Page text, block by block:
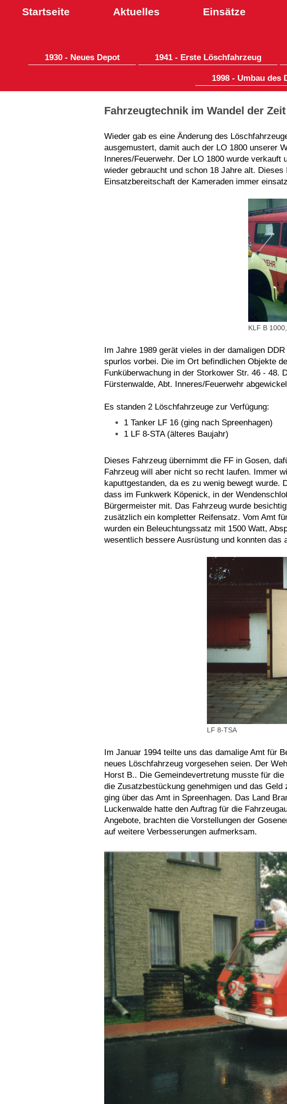
Startseite Aktuelles Einsätze
1930 - Neues Depot 1941 - Erste Löschfahrzeug
1998 - Umbau des
Fahrzeugtechnik im Wandel der Zeit
Wieder gab es eine Änderung des
ausgemustert, damit auch der LO 1800 unserer
Inneres/Feuerwehr. Der LO 1800 wurde verkauft
wieder gebraucht und schon 18 Jahre alt.
Einsatzbereitschaft der Kameraden immer
KLF B
Im Jahre 1989 gerät vieles in der damaligen
spurlos vorbei. Die im Ort befindlichen Objekte
Funküberwachung in der Storkower Str. 46 - 48.
Fürstenwalde, Abt. Inneres/Feuerwehr
Es standen 2 Löschfahrzeuge zur Verfügung:
1 Tanker LF 16 (ging nach Spreenhagen)
1 LF 8-STA (älteres Baujahr)
Dieses Fahrzeug übernimmt die FF in Gosen,
Fahrzeug will aber nicht so recht laufen. Immer
kaputtgestanden, da es zu wenig bewegt wurde.
dass im Funkwerk Köpenick, in der
Bürgermeister mit. Das Fahrzeug wurde
zusätzlich ein kompletter Reifensatz. Vom Amt
wurden ein Beleuchtungssatz mit 1500 Watt,
wesentlich bessere Ausrüstung und konnten
LF 8-TSA
m Januar 1994 teilte uns das damalige Amt für
neues Löschfahrzeug vorgesehen seien. Der
Horst B.. Die Gemeindevertretung musste für
die Zusatzbestückung genehmigen und das
ging über das Amt in Spreenhagen. Das Land
Luckenwalde hatte den Auftrag für die
Angebote, brachten die Vorstellungen der
auf weitere Verbesserungen aufmerksam.